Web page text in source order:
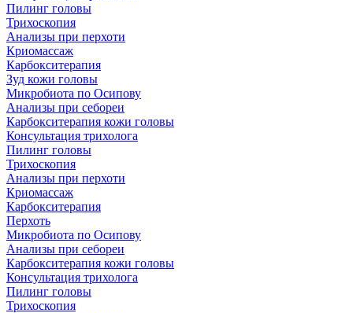
Пилинг головы
Трихоскопия
Анализы при перхоти
Криомассаж
Карбокситерапия
Зуд кожи головы
Микробиота по Осипову
Анализы при себореи
Карбокситерапия кожи головы
Консультация трихолога
Пилинг головы
Трихоскопия
Анализы при перхоти
Криомассаж
Карбокситерапия
Перхоть
Микробиота по Осипову
Анализы при себореи
Карбокситерапия кожи головы
Консультация трихолога
Пилинг головы
Трихоскопия